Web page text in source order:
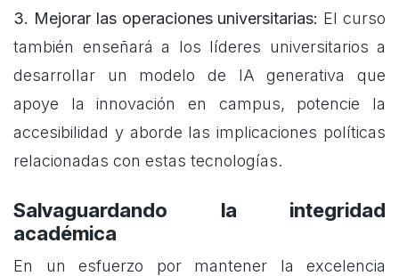
3. Mejorar las operaciones universitarias: El curso
también enseñará a los líderes universitarios a
desarrollar un modelo de IA generativa que
apoye la innovación en campus, potencie la
accesibilidad y aborde las implicaciones políticas
relacionadas con estas tecnologías.
Salvaguardando la integridad
académica
En un esfuerzo por mantener la excelencia